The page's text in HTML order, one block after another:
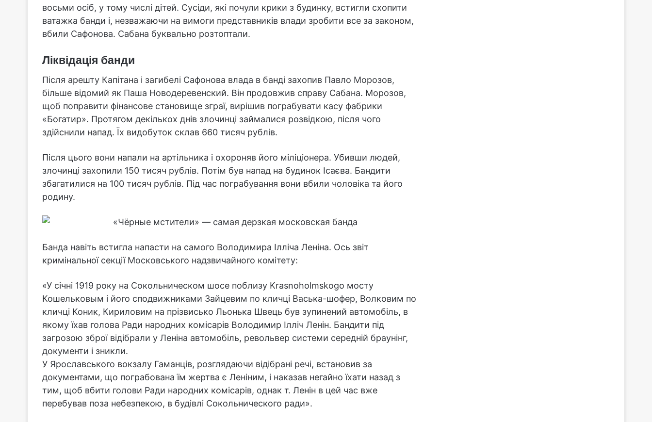
восьми осіб, у тому числі дітей. Сусіди, які почули крики з будинку, встигли схопити
ватажка банди і, незважаючи на вимоги представників влади зробити все за законом,
вбили Сафонова. Сабана буквально розтоптали.
Ліквідація банди
Після арешту Капітана і загибелі Сафонова влада в банді захопив Павло Морозов,
більше відомий як Паша Новодеревенский. Він продовжив справу Сабана. Морозов,
щоб поправити фінансове становище зграї, вирішив пограбувати касу фабрики
«Богатир». Протягом декількох днів злочинці займалися розвідкою, після чого
здійснили напад. Їх видобуток склав 660 тисяч рублів.
Після цього вони напали на артільника і охороняв його міліціонера. Убивши людей,
злочинці захопили 150 тисяч рублів. Потім був напад на будинок Ісаєва. Бандити
збагатилися на 100 тисяч рублів. Під час пограбування вони вбили чоловіка та його
родину.
Банда навіть встигла напасти на самого Володимира Ілліча Леніна. Ось звіт
кримінальної секції Московського надзвичайного комітету:
«У січні 1919 року на Сокольническом шосе поблизу Krasnoholmskogo мосту
Кошельковым і його сподвижниками Зайцевим по кличці Васька-шофер, Волковим по
кличці Коник, Кириловим на прізвисько Льонька Швець був зупинений автомобіль, в
якому їхав голова Ради народних комісарів Володимир Ілліч Ленін. Бандити під
загрозою зброї відібрали у Леніна автомобіль, револьвер системи середній браунінг,
документи і зникли.
У Ярославського вокзалу Гаманців, розглядаючи відібрані речі, встановив за
документами, що пограбована їм жертва є Леніним, і наказав негайно їхати назад з
тим, щоб вбити голови Ради народних комісарів, однак т. Ленін в цей час вже
перебував поза небезпекою, в будівлі Сокольнического ради».